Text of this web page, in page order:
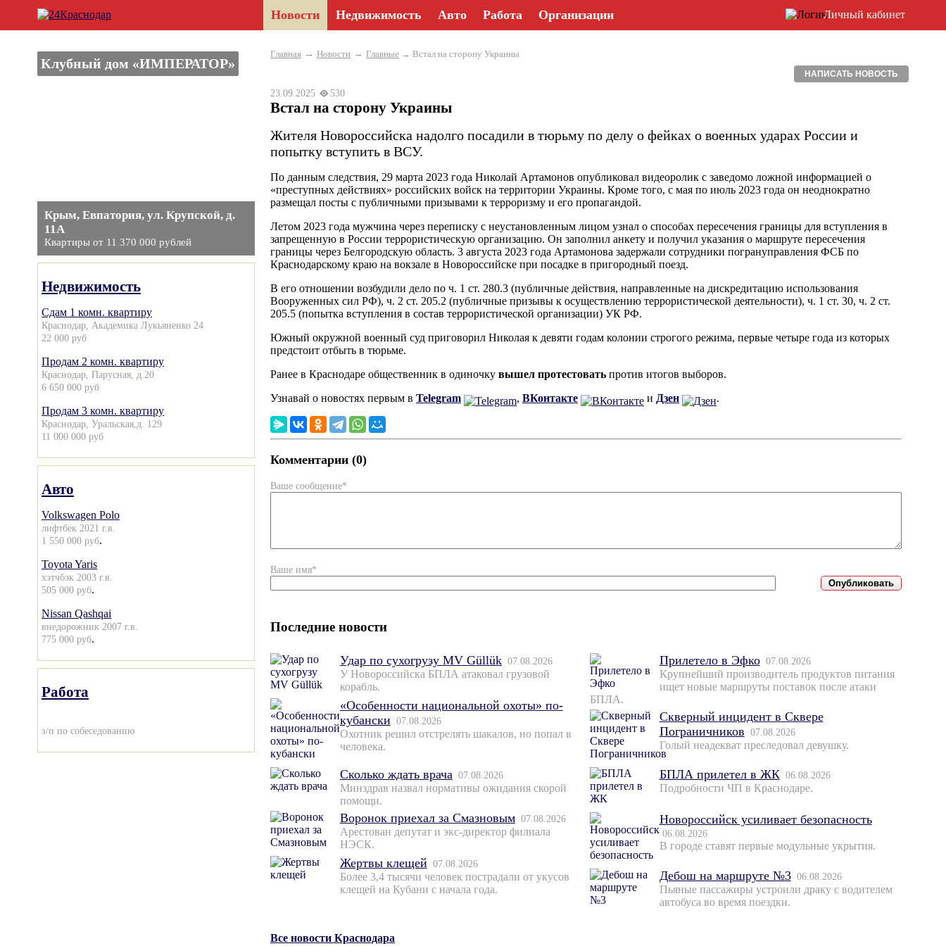
Новости Недвижимость Авто Работа Организации Личный кабинет
Клубный дом «ИМПЕРАТОР»
Крым, Евпатория, ул. Крупской, д.
11А
Квартиры от 11 370 000 рублей
Недвижимость
Сдам 1 комн. квартиру
Краснодар, Академика Лукьяненко 24
22 000 руб
Продам 2 комн. квартиру
Краснодар, Парусная, д.20
6 650 000 руб
Продам 3 комн. квартиру
Краснодар, Уральская,д. 129
11 000 000 руб
Авто
Volkswagen Polo
лифтбек 2021 г.в.
1 550 000 руб.
Toyota Yaris
хэтчбэк 2003 г.в.
505 000 руб.
Nissan Qashqai
внедорожник 2007 г.в.
775 000 руб.
Работа
з/п по собеседованию
Главная → Новости → Главные → Встал на сторону Украины
НАПИСАТЬ НОВОСТЬ
23.09.2025 530
Встал на сторону Украины
Жителя Новороссийска надолго посадили в тюрьму по делу о фейках о военных ударах России и
попытку вступить в ВСУ.
По данным следствия, 29 марта 2023 года Николай Артамонов опубликовал видеоролик с заведомо ложной информацией о
«преступных действиях» российских войск на территории Украины. Кроме того, с мая по июль 2023 года он неоднократно
размещал посты с публичными призывами к терроризму и его пропагандой.
Летом 2023 года мужчина через переписку с неустановленным лицом узнал о способах пересечения границы для вступления в
запрещенную в России террористическую организацию. Он заполнил анкету и получил указания о маршруте пересечения
границы через Белгородскую область. 3 августа 2023 года Артамонова задержали сотрудники погрануправления ФСБ по
Краснодарскому краю на вокзале в Новороссийске при посадке в пригородный поезд.
В его отношении возбудили дело по ч. 1 ст. 280.3 (публичные действия, направленные на дискредитацию использования
Вооруженных сил РФ), ч. 2 ст. 205.2 (публичные призывы к осуществлению террористической деятельности), ч. 1 ст. 30, ч. 2 ст.
205.5 (попытка вступления в состав террористической организации) УК РФ.
Южный окружной военный суд приговорил Николая к девяти годам колонии строгого режима, первые четыре года из которых
предстоит отбыть в тюрьме.
Ранее в Краснодаре общественник в одиночку вышел протестовать против итогов выборов.
Узнавай о новостях первым в Telegram , ВКонтакте и Дзен .
Комментарии (0)
Ваше сообщение*
Ваше имя*
Последние новости
Удар по сухогрузу MV Güllük 07.08.2026
У Новороссийска БПЛА атаковал грузовой
корабль.
«Особенности национальной охоты» по-
кубански 07.08.2026
Охотник решил отстрелять шакалов, но попал в
человека.
Сколько ждать врача 07.08.2026
Минздрав назвал нормативы ожидания скорой
помощи.
Воронок приехал за Смазновым 07.08.2026
Арестован депутат и экс-директор филиала
НЭСК.
Жертвы клещей 07.08.2026
Более 3,4 тысячи человек пострадали от укусов
клещей на Кубани с начала года.
Прилетело в Эфко 07.08.2026
Крупнейший производитель продуктов питания
ищет новые маршруты поставок после атаки
БПЛА.
Скверный инцидент в Сквере
Пограничников 07.08.2026
Голый неадекват преследовал девушку.
БПЛА прилетел в ЖК 06.08.2026
Подробности ЧП в Краснодаре.
Новороссийск усиливает безопасность
06.08.2026
В городе ставят первые модульные укрытия.
Дебош на маршруте №3 06.08.2026
Пьяные пассажиры устроили драку с водителем
автобуса во время поездки.
Все новости Краснодара